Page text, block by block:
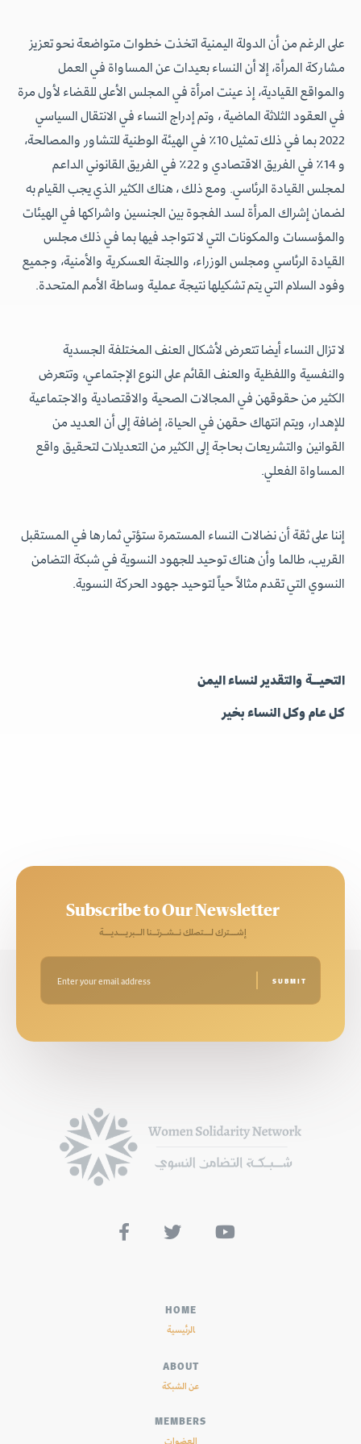
على الرغم من أن الدولة اليمنية اتخذت خطوات متواضعة نحو تعزيز
مشاركة المرأة، إلا أن النساء بعيدات عن المساواة في العمل
والمواقع القيادية، إذ عينت امرأة في المجلس الأعلى للقضاء لأول مرة
في العقود الثلاثة الماضية ، وتم إدراج النساء في الانتقال السياسي
2022 بما في ذلك تمثيل 10٪ في الهيئة الوطنية للتشاور والمصالحة،
و 14٪ في الفريق الاقتصادي و 22٪ في الفريق القانوني الداعم
لمجلس القيادة الرئاسي. ومع ذلك ، هناك الكثير الذي يجب القيام به
لضمان إشراك المرأة لسد الفجوة بين الجنسين واشراكها في الهيئات
والمؤسسات والمكونات التي لا تتواجد فيها بما في ذلك مجلس
القيادة الرئاسي ومجلس الوزراء، واللجنة العسكرية والأمنية، وجميع
وفود السلام التي يتم تشكيلها نتيجة عملية وساطة الأمم المتحدة.
لا تزال النساء أيضا تتعرض لأشكال العنف المختلفة الجسدية
والنفسية واللفظية والعنف القائم على النوع الإجتماعي، وتتعرض
الكثير من حقوقهن في المجالات الصحية والاقتصادية والاجتماعية
للإهدار، ويتم انتهاك حقهن في الحياة، إضافة إلى أن العديد من
القوانين والتشريعات بحاجة إلى الكثير من التعديلات لتحقيق واقع
المساواة الفعلي.
إننا على ثقة أن نضالات النساء المستمرة ستؤتي ثمارها في المستقبل
القريب، طالما وأن هناك توحيد للجهود النسوية في شبكة التضامن
النسوي التي تقدم مثالاً حياً لتوحيد جهود الحركة النسوية.
التحيــة والتقدير لنساء اليمن
كل عام وكل النساء بخير
Subscribe to Our Newsletter
إشـــترك لـــتصلك نــشــرتــنا الــبريـــديـــة
  
HOME
الرئيسية
ABOUT
عن الشبكة
MEMBERS
العضوات